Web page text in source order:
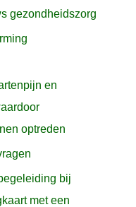
gezondheidszorg
en
optreden
bij
met een